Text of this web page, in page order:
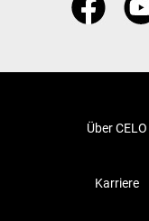
Über CELO
Karriere